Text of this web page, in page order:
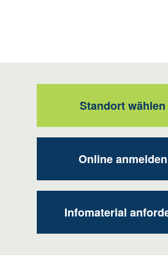
Standort wählen
Online anmelden
Infomaterial